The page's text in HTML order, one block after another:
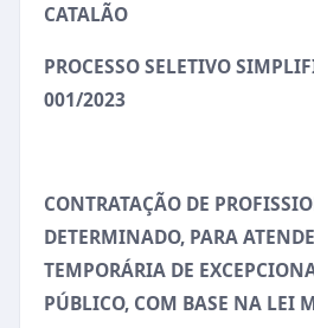
CATALÃO
PROCESSO SELETIVO
001/2023
CONTRATAÇÃO DE
DETERMINADO, PARA
TEMPORÁRIA DE
PÚBLICO, COM BASE NA LEI